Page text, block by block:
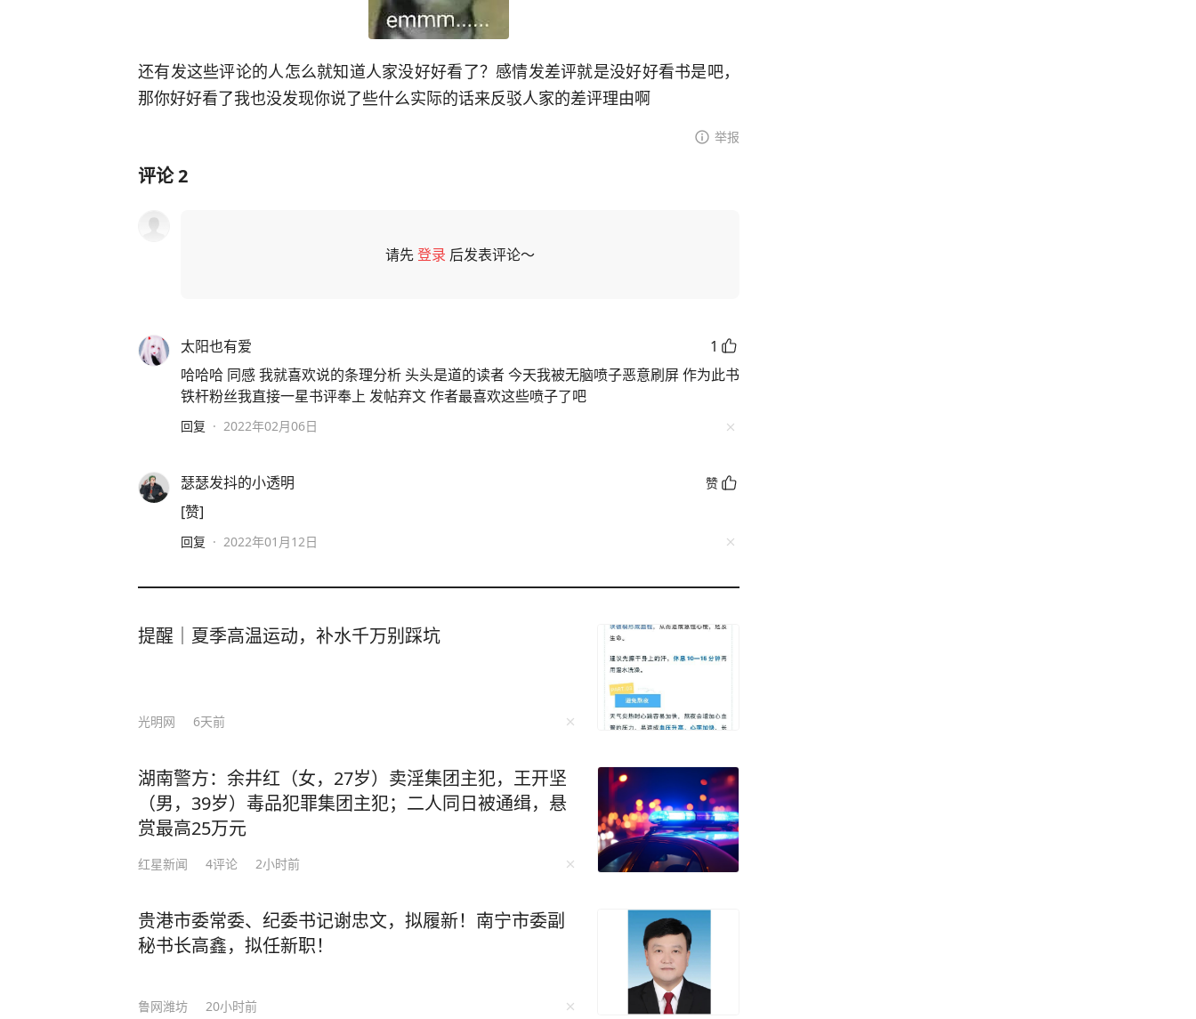
还有发这些评论的人怎么就知道人家没好好看了？感情发差评就是没好好看书是吧，
那你好好看了我也没发现你说了些什么实际的话来反驳人家的差评理由啊
举报
评论2
请先登录 后发表评论～
太阳也有爱
1
哈哈哈 同感 我就喜欢说的条理分析 头头是道的读者 今天我被无脑喷子恶意刷屏 作为此书
铁杆粉丝我直接一星书评奉上 发帖弃文 作者最喜欢这些喷子了吧
回复 · 2022年02月06日
瑟瑟发抖的小透明 赞
[赞]
回复 · 2022年01月12日
提醒｜夏季高温运动，补水千万别踩坑
光明网 6天前
湖南警方：余井红（女，27岁）卖淫集团主犯，王开坚
（男，39岁）毒品犯罪集团主犯；二人同日被通缉，悬
赏最高25万元
红星新闻 4评论 2小时前
贵港市委常委、纪委书记谢忠文，拟履新！南宁市委副
秘书长高鑫，拟任新职！
鲁网潍坊 20小时前